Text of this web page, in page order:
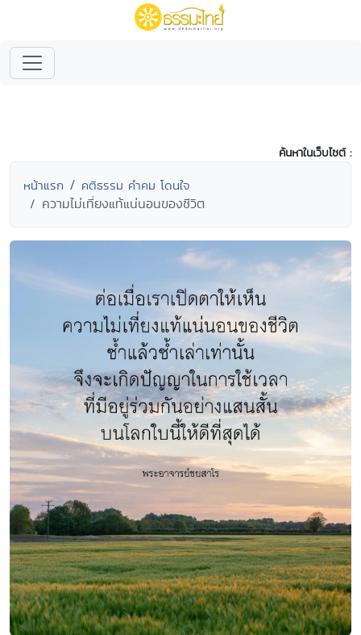
ค้นหาในเว็บไซต์ :
หน้าแรก คติธรรม คำคม โดนใจ
ความไม่เที่ยงแท้แน่นอนของชีวิต